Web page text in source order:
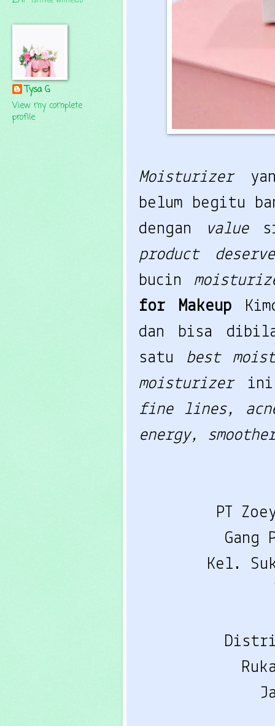
Moisturizer
belum begitu
dengan
value
product
bucin
for Makeup
dan bisa
satu best
moisturizer ini
fine lines,
energy,
PT
Gang
Kel.
Tysa G
View my complete
profile